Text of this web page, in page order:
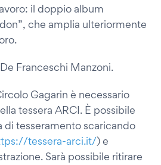
il doppio album
che amplia ulteriormente
Franceschi Manzoni.
Gagarin è necessario
tessera ARCI. È possibile
di tesseramento scaricando
tessera-arci.it/) e
Sarà possibile ritirare